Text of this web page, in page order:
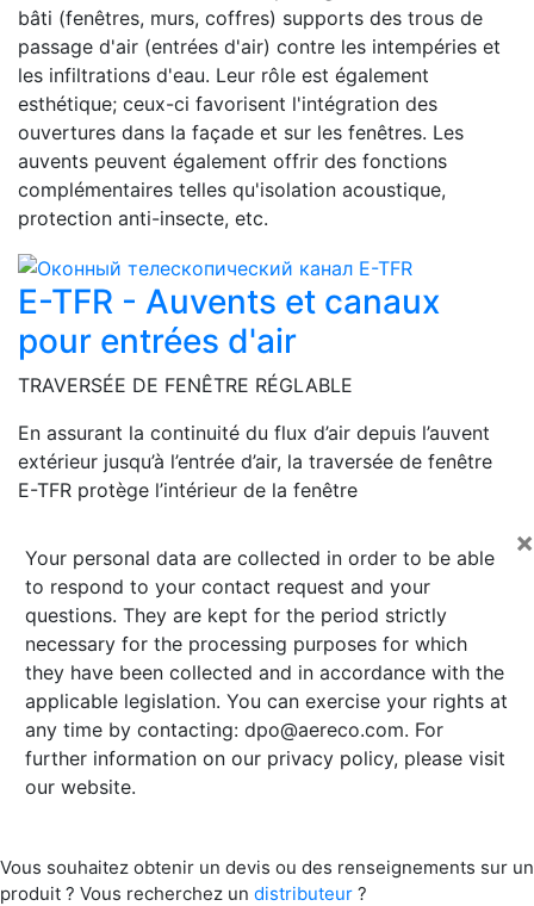
bâti (fenêtres, murs, coffres) supports des trous de
passage d'air (entrées d'air) contre les intempéries et
les infiltrations d'eau. Leur rôle est également
esthétique; ceux-ci favorisent l'intégration des
ouvertures dans la façade et sur les fenêtres. Les
auvents peuvent également offrir des fonctions
complémentaires telles qu'isolation acoustique,
protection anti-insecte, etc.
E-TFR - Auvents et canaux
pour entrées d'air
TRAVERSÉE DE FENÊTRE RÉGLABLE
En assurant la continuité du flux d’air depuis l’auvent
extérieur jusqu’à l’entrée d’air, la traversée de fenêtre
E-TFR protège l’intérieur de la fenêtre
×
Your personal data are collected in order to be able
to respond to your contact request and your
questions. They are kept for the period strictly
necessary for the processing purposes for which
they have been collected and in accordance with the
applicable legislation. You can exercise your rights at
any time by contacting: dpo@aereco.com. For
further information on our privacy policy, please visit
our website.
Vous souhaitez obtenir un devis ou des renseignements sur un
produit ? Vous recherchez un distributeur ?